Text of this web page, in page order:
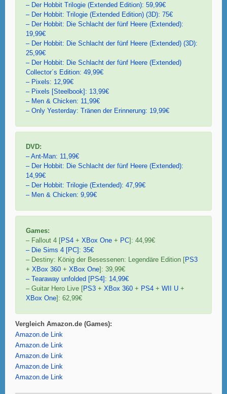
– Der Hobbit Trilogie (Extended Edition): 59,99€
– Der Hobbit: Trilogie (Extended Edition) (3D): 75€
– Der Hobbit: Die Schlacht der fünf Heere (Extended):
19,99€
– Der Hobbit: Die Schlacht der fünf Heere (Extended) (3D):
25,99€
– Der Hobbit: Die Schlacht der fünf Heere (Extended)
Collector´s Edition: 49,99€
– Pixels: 12,99€
– Pixels [Steelbook]: 13,99€
– Men & Chicken: 11,99€
– Only Yesterday: Tränen der Erinnerung: 19,99€
DVD:
– Ant-Man: 11,99€
– Der Hobbit: Die Schlacht der fünf Heere (Extended):
14,99€
– Der Hobbit: Trilogie (Extended): 47,99€
– Men & Chicken: 9,99€
Games:
– Fallout 4 [PS4 + XBox One + PC]: 44,99€
– Die Sims 4 [PC]: 35€
– Destiny: König der Besessenen: Legendäre Edition [PS3
+ XBox 360 + XBox One]: 39,99€
– Tearaway unfolded [PS4]: 14,99€
– Guitar Hero Live [PS3 + XBox 360 + PS4 + WII U +
XBox One]: 62,99€
Vergleich Amazon.de (Games):
Amazon.de Link
Amazon.de Link
Amazon.de Link
Amazon.de Link
Amazon.de Link